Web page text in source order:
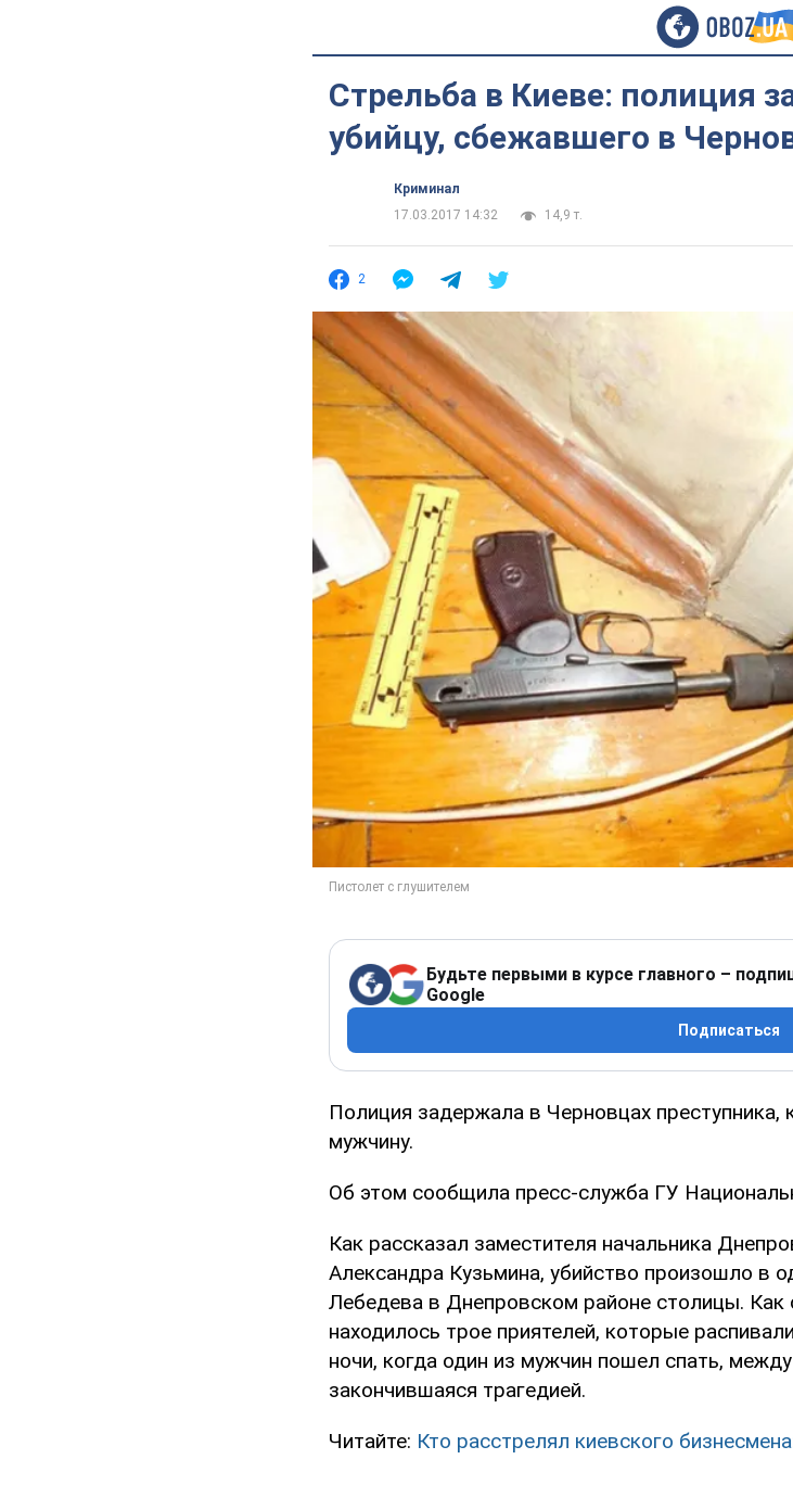
Стрельба в Киеве: полиция
убийцу, сбежавшего в
Криминал
17.03.2017 14:32
14,9 т.
2
Будьте первыми в курсе главного –
Google
Подписаться
Полиция задержала в Черновцах преступника,
мужчину.
Об этом сообщила пресс-служба ГУ
Как рассказал заместителя начальника
Александра Кузьмина, убийство произошло в
Лебедева в Днепровском районе столицы. Как
находилось трое приятелей, которые
ночи, когда один из мужчин пошел спать,
закончившаяся трагедией.
Читайте: Кто расстрелял киевского